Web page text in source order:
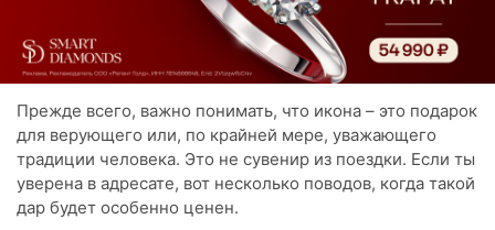
Прежде всего, важно понимать, что икона – это подарок
для верующего или, по крайней мере, уважающего
традиции человека. Это не сувенир из поездки. Если ты
уверена в адресате, вот несколько поводов, когда такой
дар будет особенно ценен.